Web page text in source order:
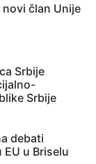
novi član Unije
Srbije
Srbije
debati
u Briselu